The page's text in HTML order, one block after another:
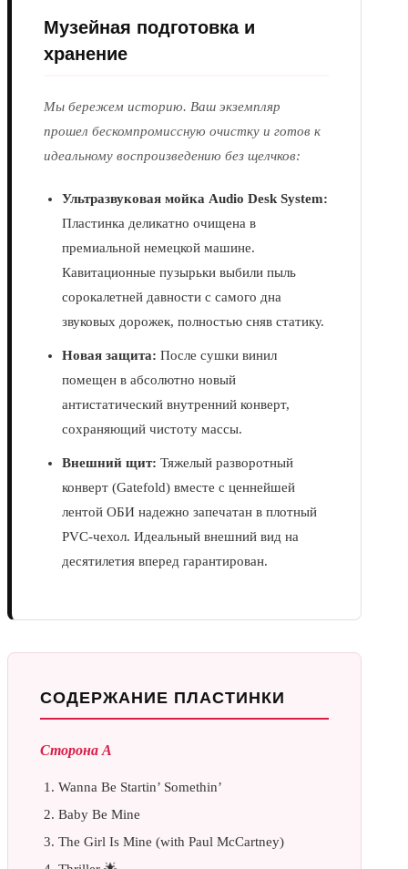
Музейная подготовка и
хранение
Мы бережем историю. Ваш экземпляр
прошел бескомпромиссную очистку и готов к
идеальному воспроизведению без щелчков:
Ультразвуковая мойка Audio Desk System:
Пластинка деликатно очищена в
премиальной немецкой машине.
Кавитационные пузырьки выбили пыль
сорокалетней давности с самого дна
звуковых дорожек, полностью сняв статику.
Новая защита: После сушки винил
помещен в абсолютно новый
антистатический внутренний конверт,
сохраняющий чистоту массы.
Внешний щит: Тяжелый разворотный
конверт (Gatefold) вместе с ценнейшей
лентой ОБИ надежно запечатан в плотный
PVC-чехол. Идеальный внешний вид на
десятилетия вперед гарантирован.
СОДЕРЖАНИЕ ПЛАСТИНКИ
Сторона А
Wanna Be Startin’ Somethin’
Baby Be Mine
The Girl Is Mine (with Paul McCartney)